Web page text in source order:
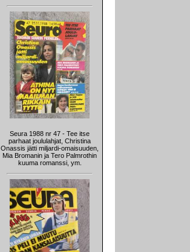
Seura 1988 nr 47 - Tee itse
parhaat joululahjat, Christina
Onassis jätti miljardi-omaisuuden,
Mia Bromanin ja Tero Palmrothin
kuuma romanssi, ym.